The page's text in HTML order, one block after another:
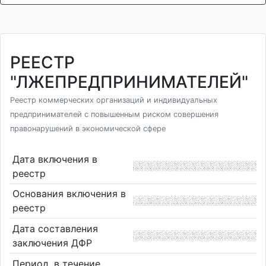
РЕЕСТР
"ЛЖЕПРЕДПРИНИМАТЕЛЕЙ"
Реестр коммерческих организаций и индивидуальных
предпринимателей с повышенным риском совершения
правонарушений в экономической сфере
Дата включения в
реестр
Основания включения в
реестр
Дата составления
заключения ДФР
Период, в течение